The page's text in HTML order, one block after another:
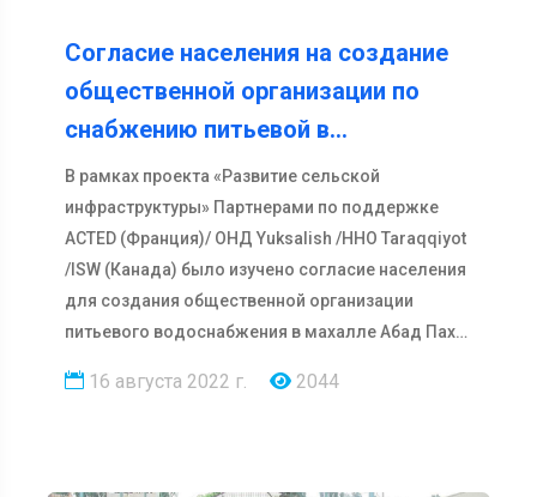
Согласие населения на создание
общественной организации по
снабжению питьевой в…
В рамках проекта «Развитие сельской
инфраструктуры» Партнерами по поддержке
ACTED (Франция)/ ОНД Yuksalish /ННО Taraqqiyot
/ISW (Канада) было изучено согласие населения
для создания общественной организации
питьевого водоснабжения в махалле Абад Пах…
16 августа 2022 г. 2044